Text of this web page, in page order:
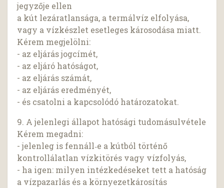
jegyzője ellen
a kút lezáratlansága, a termálvíz elfolyása,
vagy a vízkészlet esetleges károsodása miatt.
Kérem megjelölni:
- az eljárás jogcímét,
- az eljáró hatóságot,
- az eljárás számát,
- az eljárás eredményét,
- és csatolni a kapcsolódó határozatokat.
9. A jelenlegi állapot hatósági tudomásulvétele
Kérem megadni:
- jelenleg is fennáll‑e a kútból történő
kontrollálatlan vízkitörés vagy vízfolyás,
- ha igen: milyen intézkedéseket tett a hatóság
a vízpazarlás és a környezetkárosítás